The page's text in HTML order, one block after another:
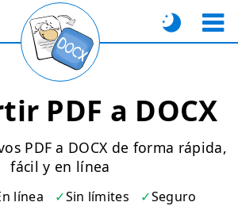
PDF a DOCX
PDF a DOCX de forma rápida,
fácil y en línea
línea Sin límites Seguro